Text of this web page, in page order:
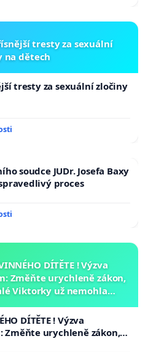
tresty za sexuální
na dětech
tresty za sexuální zločiny
soudce JUDr. Josefa Baxy
proces
DÍTĚTE ! Výzva
Změňte urychleně zákon,
Viktorky už nemohla
DÍTĚTE ! Výzva
Změňte urychleně zákon,
už nemohla opakovat!